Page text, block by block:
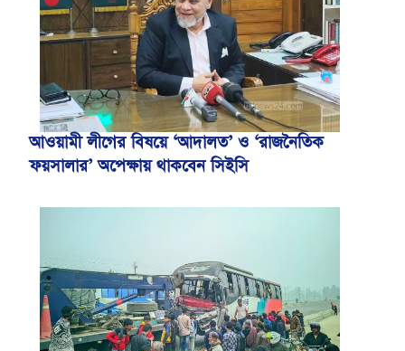
আওয়ামী লীগের বিষয়ে ‘আদালত’ ও ‘রাজনৈতিক
ফয়সালার’ অপেক্ষায় থাকবেন সিইসি